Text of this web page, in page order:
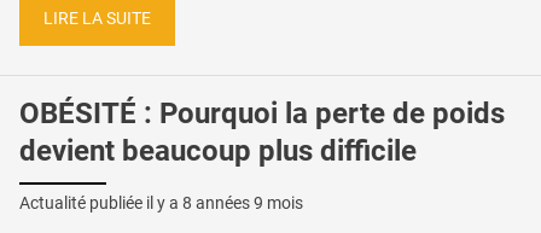
LIRE LA SUITE
OBÉSITÉ : Pourquoi la perte de poids
devient beaucoup plus difficile
Actualité publiée il y a 8 années 9 mois